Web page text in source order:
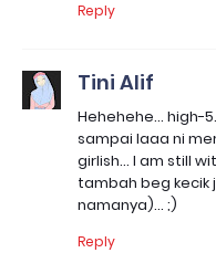
Reply
Tini Alif
Hehehehe... high-
sampai laaa ni
girlish... I am still
tambah beg kecik
namanya)... ;)
Reply